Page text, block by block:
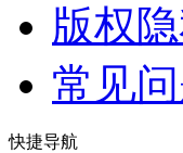
版权
常见
快捷导航